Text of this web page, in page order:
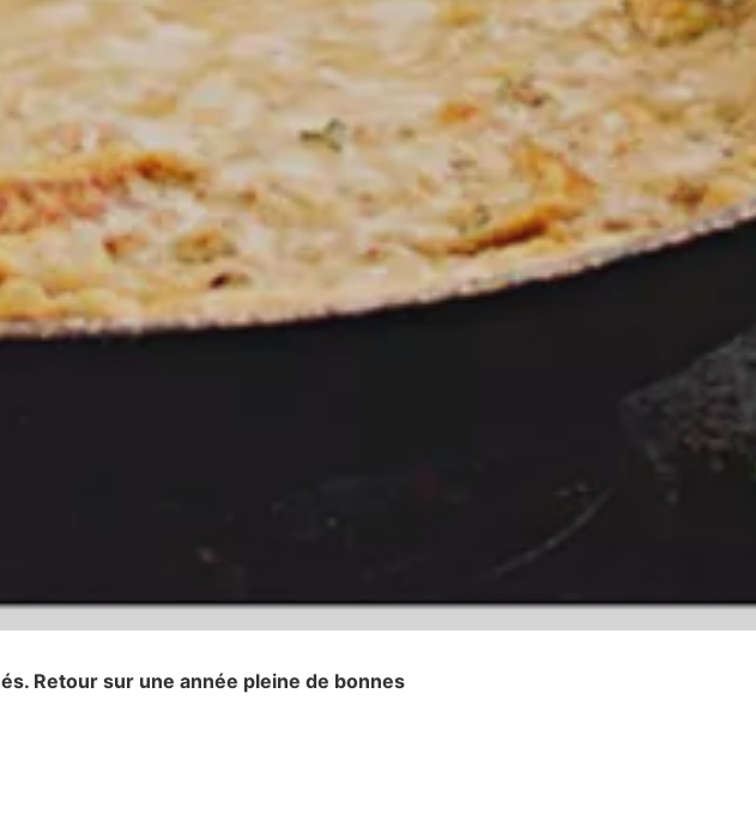
Retour sur une année pleine de bonnes